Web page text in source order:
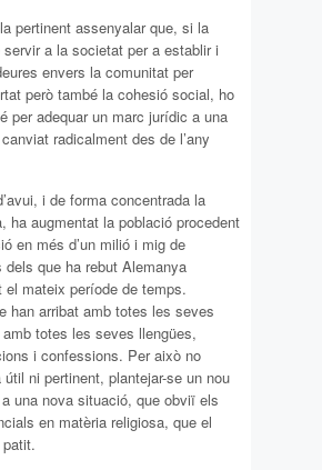
pertinent assenyalar que, si la
a la societat per a establir i
envers la comunitat per
però també la cohesió social, ho
per adequar un marc jurídic a una
radicalment des de l’any
i de forma concentrada la
ha augmentat la població procedent
en més d’un milió i mig de
dels que ha rebut Alemanya
el mateix període de temps.
han arribat amb totes les seves
totes les seves llengües,
i confessions. Per això no
ni pertinent, plantejar-se un nou
una nova situació, que obviï els
en matèria religiosa, que el